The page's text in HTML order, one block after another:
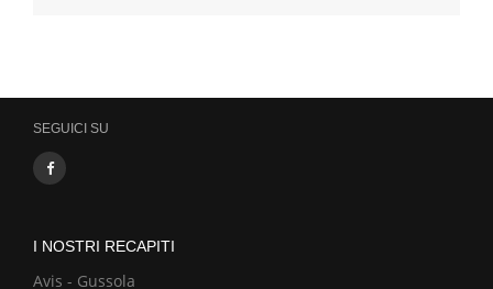
SEGUICI SU
I NOSTRI RECAPITI
Avis - Gussola